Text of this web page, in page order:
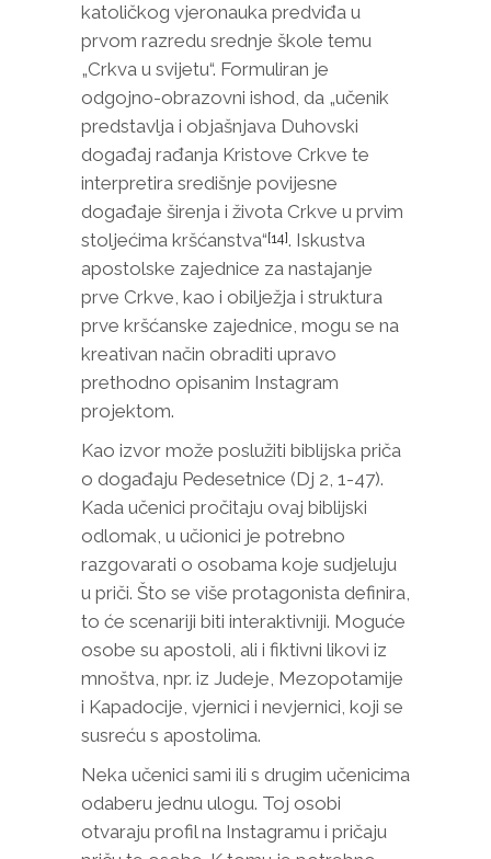
katoličkog vjeronauka predviđa u
prvom razredu srednje škole temu
„Crkva u svijetu“. Formuliran je
odgojno-obrazovni ishod, da „učenik
predstavlja i objašnjava Duhovski
događaj rađanja Kristove Crkve te
interpretira središnje povijesne
događaje širenja i života Crkve u prvim
stoljećima kršćanstva“[14]. Iskustva
apostolske zajednice za nastajanje
prve Crkve, kao i obilježja i struktura
prve kršćanske zajednice, mogu se na
kreativan način obraditi upravo
prethodno opisanim Instagram
projektom.
Kao izvor može poslužiti biblijska priča
o događaju Pedesetnice (Dj 2, 1-47).
Kada učenici pročitaju ovaj biblijski
odlomak, u učionici je potrebno
razgovarati o osobama koje sudjeluju
u priči. Što se više protagonista definira,
to će scenariji biti interaktivniji. Moguće
osobe su apostoli, ali i fiktivni likovi iz
mnoštva, npr. iz Judeje, Mezopotamije
i Kapadocije, vjernici i nevjernici, koji se
susreću s apostolima.
Neka učenici sami ili s drugim učenicima
odaberu jednu ulogu. Toj osobi
otvaraju profil na Instagramu i pričaju